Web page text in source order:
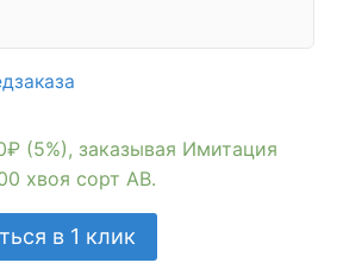
(5%), заказывая Имитация
хвоя сорт АВ.
в 1 клик